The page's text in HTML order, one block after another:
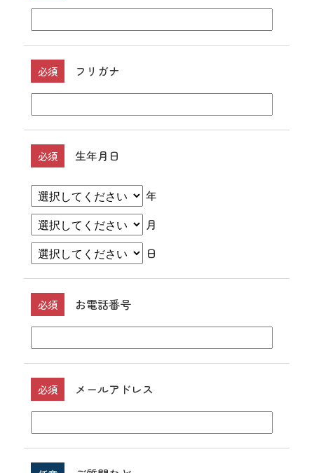
必須 フリガナ
必須 生年月日
年
月
日
必須 お電話番号
必須 メールアドレス